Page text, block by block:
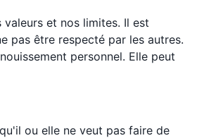
et nos limites. Il est
pas être respecté par les autres.
personnel. Elle peut
ou elle ne veut pas faire de